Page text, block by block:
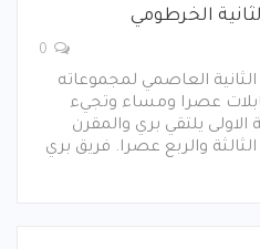
الخرطومي
العاصمي لمجموعاته
عصرا ومساء وتجيء
الاولى يلتقي بري والمقرن
والربع عصرا. فريق بري